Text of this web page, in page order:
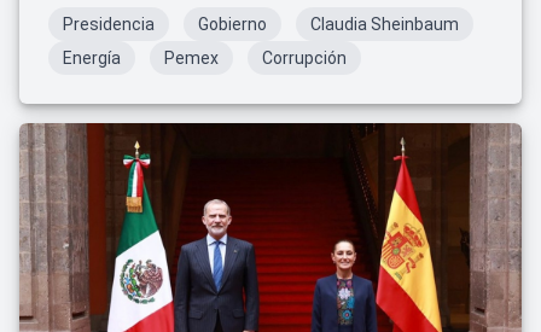
Presidencia Gobierno
Claudia Sheinbaum
Energía
Pemex Corrupción